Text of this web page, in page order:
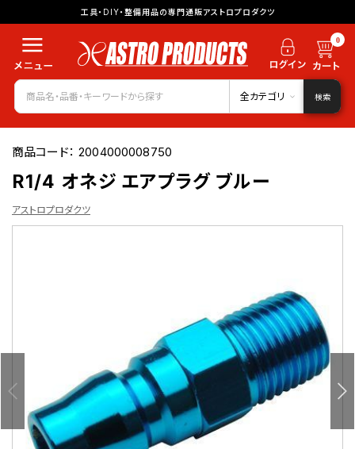
工具・DIY・整備用品の専門通販アストロプロダクツ
0
全カテゴリ 検索
商品コード：2004000008750
R1/4 オネジ エアプラグ ブルー
アストロプロダクツ